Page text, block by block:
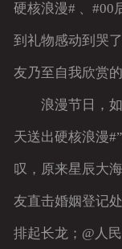
硬核浪漫# 、#00
到礼物感动到哭
友乃至自我欣赏的
浪漫节日，如
天送出硬核浪漫
叹，原来星辰大
友直击婚姻登记
排起长龙；@人